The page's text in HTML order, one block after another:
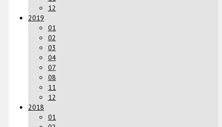
12
2019
01
02
03
04
07
08
11
12
2018
01